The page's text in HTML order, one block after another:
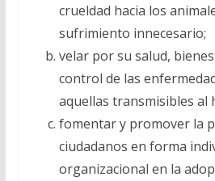
crueldad hacia los
sufrimiento innecesario;
velar por su salud,
control de las
aquellas transmisibles al
fomentar y promover la
ciudadanos en forma
organizacional en la